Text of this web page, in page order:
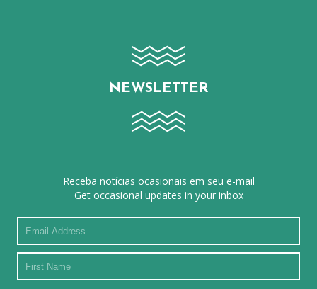
NEWSLETTER
Receba notícias ocasionais em seu e-mail
Get occasional updates in your inbox